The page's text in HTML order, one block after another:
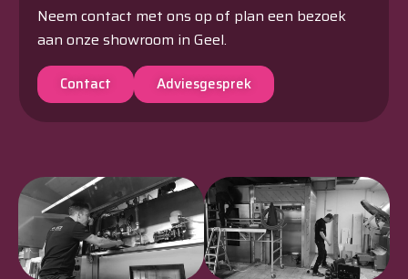
Neem contact met ons op of plan een bezoek
aan onze showroom in Geel.
Contact Adviesgesprek